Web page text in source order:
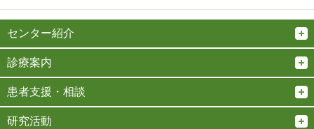
センター紹介
診療案内
患者支援・相談
研究活動